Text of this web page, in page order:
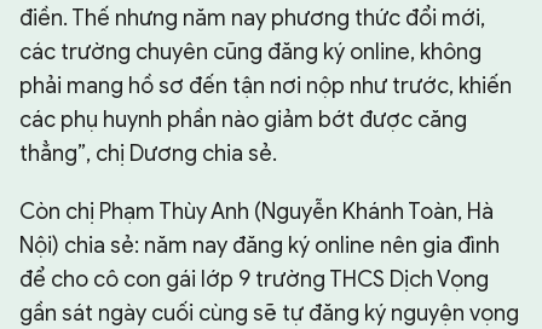
điền. Thế nhưng năm nay phương thức đổi mới,
các trường chuyên cũng đăng ký online, không
phải mang hồ sơ đến tận nơi nộp như trước, khiến
các phụ huynh phần nào giảm bớt được căng
thẳng”, chị Dương chia sẻ.
Còn chị Phạm Thùy Anh (Nguyễn Khánh Toàn, Hà
Nội) chia sẻ: năm nay đăng ký online nên gia đình
để cho cô con gái lớp 9 trường THCS Dịch Vọng
gần sát ngày cuối cùng sẽ tự đăng ký nguyện vọng